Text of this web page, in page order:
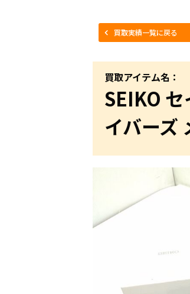
買取実績一覧に戻る
買取アイテム名：
SEIKO
イバーズ